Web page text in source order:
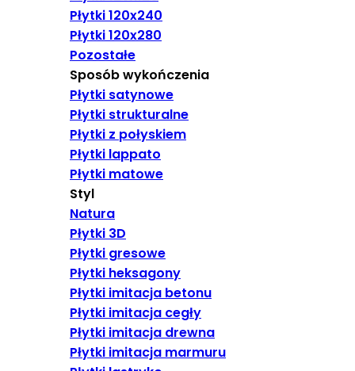
Płytki 120x240
Płytki 120x280
Pozostałe
Sposób wykończenia
Płytki satynowe
Płytki strukturalne
Płytki z połyskiem
Płytki lappato
Płytki matowe
Styl
Natura
Płytki 3D
Płytki gresowe
Płytki heksagony
Płytki imitacja betonu
Płytki imitacja cegły
Płytki imitacja drewna
Płytki imitacja marmuru